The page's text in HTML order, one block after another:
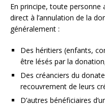
En principe, toute personne
direct à l’annulation de la
généralement :
Des héritiers (enfants,
être lésés par la
Des créanciers du
recouvrement de leurs
D’autres bénéficiaires